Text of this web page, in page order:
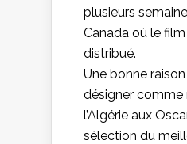
plusieurs
Canada où le
distribué.
Une bonne
désigner comme
l’Algérie aux
sélection du